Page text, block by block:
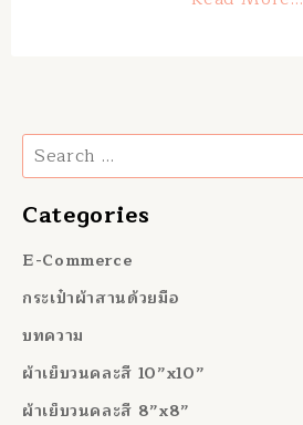
Search
Categories
E-Commerce
กระเป๋าผ้าสานด้วยมือ
บทความ
ผ้าเย็บวนคละสี 10”x10”
ผ้าเย็บวนคละสี 8”x8”